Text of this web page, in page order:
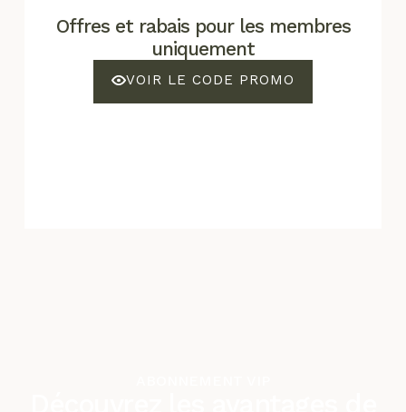
Offres et rabais pour les membres
uniquement
VOIR LE CODE PROMO